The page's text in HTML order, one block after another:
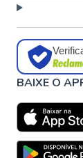
BAIXE O